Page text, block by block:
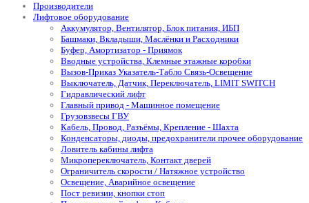
Производители
Лифтовое оборудование
Аккумулятор, Вентилятор, Блок питания, ИБП
Башмаки, Вкладыши, Маслёнки и Расходники
Буфер, Амортизатор - Приямок
Вводные устройства, Клемные этажные коробки
Вызов-Приказ Указатель-Табло Связь-Освещение
Выключатель, Датчик, Переключатель, LIMIT SWITCH
Гидравлический лифт
Главный привод - Машинное помещение
Грузовзвесы ГВУ
Кабель, Провод, Разъёмы, Крепление - Шахта
Конденсаторы, диоды, предохранители прочее оборудование
Ловитель кабины лифта
Микропереключатель, Контакт дверей
Ограничитель скорости / Натяжное устройство
Освещение, Аварийное освещение
Пост ревизии, кнопки стоп